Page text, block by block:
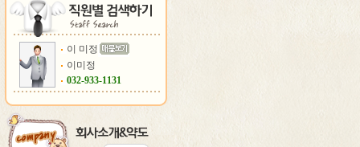
이 미정
이미정
032-933-1131